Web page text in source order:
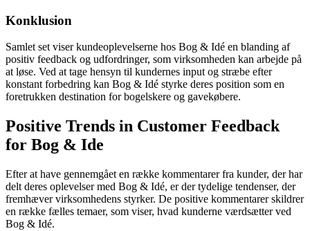
Konklusion
Samlet set viser kundeoplevelserne hos Bog & Idé en blanding af
positiv feedback og udfordringer, som virksomheden kan arbejde på
at løse. Ved at tage hensyn til kundernes input og stræbe efter
konstant forbedring kan Bog & Idé styrke deres position som en
foretrukken destination for bogelskere og gavekøbere.
Positive Trends in Customer Feedback
for Bog & Ide
Efter at have gennemgået en række kommentarer fra kunder, der har
delt deres oplevelser med Bog & Idé, er der tydelige tendenser, der
fremhæver virksomhedens styrker. De positive kommentarer skildrer
en række fælles temaer, som viser, hvad kunderne værdsætter ved
Bog & Idé.